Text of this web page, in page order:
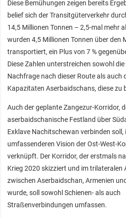
Diese Bemühungen zeigen bereits
belief sich der Transitgüterverkehr
14,5 Millionen Tonnen – 2,5-mal mehr
wurden 4,5 Millionen Tonnen über den
transportiert, ein Plus von 7 %
Diese Zahlen unterstreichen sowohl
Nachfrage nach dieser Route als auch
Kapazitäten Aserbaidschans, diese zu
Auch der geplante Zangezur-Korridor,
aserbaidschanische Festland über
Exklave Nachitschewan verbinden soll,
umfassenderen Vision der Ost-West-
verknüpft. Der Korridor, der erstmals
Krieg 2020 skizziert und im trilateralen
zwischen Aserbaidschan, Armenien
wurde, soll sowohl Schienen- als auch
Straßenverbindungen umfassen.